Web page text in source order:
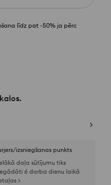
līdz pat -50% ja pērc
izsniegšanas punkts
daļa sūtījumu tiks
6 darba dienu laikā
>